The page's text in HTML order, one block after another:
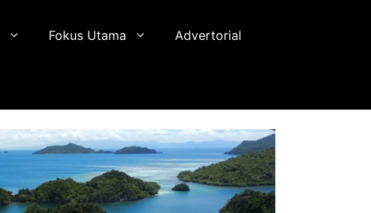
Fokus Utama Advertorial